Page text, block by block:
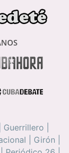
Guerrillero
Girón